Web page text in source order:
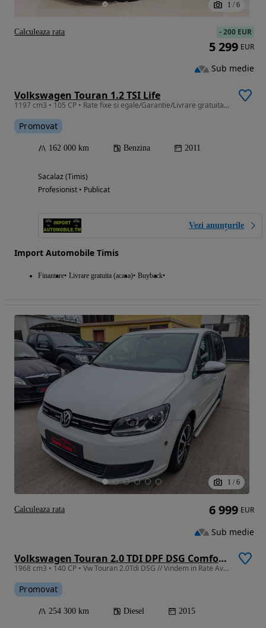
1 / 6
Volkswagen Touran 1.2 TSI Life
1197 cm3 • 105 CP • Rate fixe si egale/Garantie/Livrare gratuita la domiciliu
Promovat
162 000 km Benzina 2011
Sacalaz (Timis)
Profesionist • Publicat
Vezi anunțurile
Import Automobile Timis
Finantare Livrare gratuita (acasa) Buyback
-200 EUR
5 299 EUR
Sub medie
Calculeaza rata
1 / 6
Volkswagen Touran 2.0 TDI DPF DSG Comfortline
1968 cm3 • 140 CP • Vw Touran 2.0Tdi DSG // Vindem in Rate Avans Zero cu Buletinul //
Promovat
254 300 km Diesel 2015
6 999 EUR
Sub medie
Calculeaza rata